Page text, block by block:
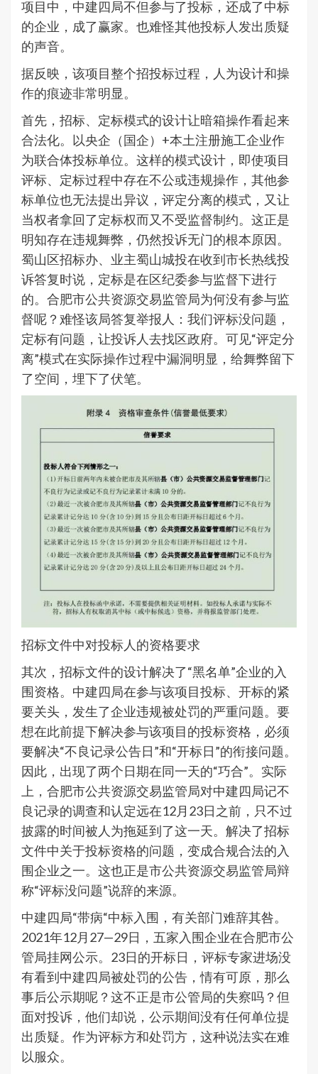
项目中，中建四局不但参与了投标，还成了中标
的企业，成了赢家。也难怪其他投标人发出质疑
的声音。
据反映，该项目整个招投标过程，人为设计和操
作的痕迹非常明显。
首先，招标、定标模式的设计让暗箱操作看起来
合法化。以央企（国企）+本土注册施工企业作
为联合体投标单位。这样的模式设计，即使项目
评标、定标过程中存在不公或违规操作，其他参
标单位也无法提出异议，评定分离的模式，又让
当权者拿回了定标权而又不受监督制约。这正是
明知存在违规舞弊，仍然投诉无门的根本原因。
蜀山区招标办、业主蜀山城投在收到市长热线投
诉答复时说，定标是在区纪委参与监督下进行
的。合肥市公共资源交易监管局为何没有参与监
督呢？难怪该局答复举报人：我们评标没问题，
定标有问题，让投诉人去找区政府。可见“评定分
离”模式在实际操作过程中漏洞明显，给舞弊留下
了空间，埋下了伏笔。
招标文件中对投标人的资格要求
其次，招标文件的设计解决了“黑名单”企业的入
围资格。中建四局在参与该项目投标、开标的紧
要关头，发生了企业违规被处罚的严重问题。要
想在此前提下解决参与该项目的投标资格，必须
要解决“不良记录公告日”和“开标日”的衔接问题。
因此，出现了两个日期在同一天的“巧合”。实际
上，合肥市公共资源交易监管局对中建四局记不
良记录的调查和认定远在12月23日之前，只不过
披露的时间被人为拖延到了这一天。解决了招标
文件中关于投标资格的问题，变成合规合法的入
围企业之一。这也正是市公共资源交易监管局辩
称“评标没问题”说辞的来源。
中建四局“带病“中标入围，有关部门难辞其咎。
2021年12月27—29日，五家入围企业在合肥市公
管局挂网公示。23日的开标日，评标专家进场没
有看到中建四局被处罚的公告，情有可原，那么
事后公示期呢？这不正是市公管局的失察吗？但
面对投诉，他们却说，公示期间没有任何单位提
出质疑。作为评标方和处罚方，这种说法实在难
以服众。